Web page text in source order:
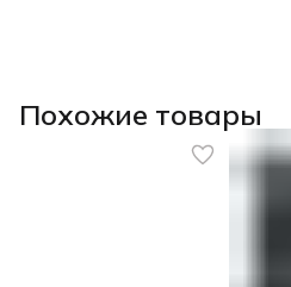
Похожие товары